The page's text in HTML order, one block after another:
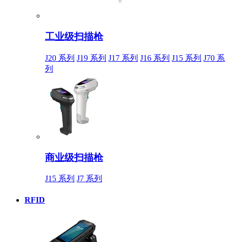
工业级扫描枪
J20 系列 J19 系列 J17 系列 J16 系列 J15 系列 J70 系
列
商业级扫描枪
J15 系列 J7 系列
RFID